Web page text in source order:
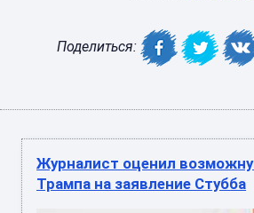
Поделиться:
Журналист оценил
Трампа на заявление Стубба